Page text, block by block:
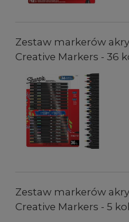
Zestaw markerów
Creative Markers - 36
Zestaw markerów
Creative Markers - 5